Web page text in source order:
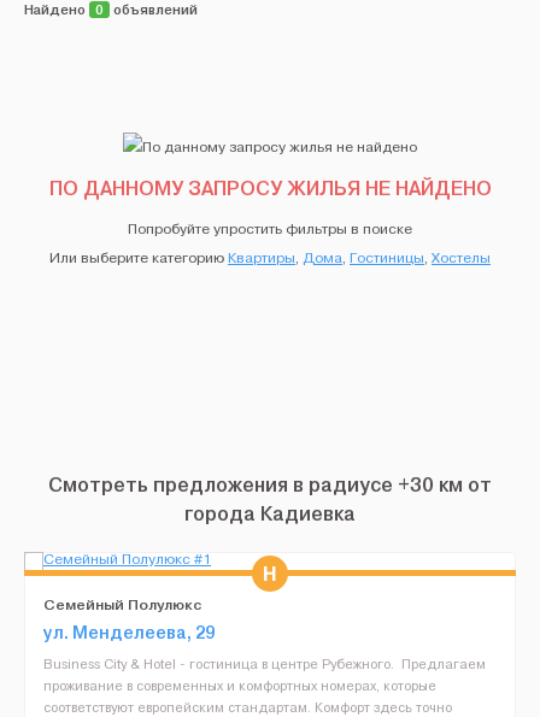
Найдено 0 объявлений
ПО ДАННОМУ ЗАПРОСУ ЖИЛЬЯ НЕ НАЙДЕНО
Попробуйте упростить фильтры в поиске
Или выберите категориюКвартиры, Дома, Гостиницы, Хостелы
Смотреть предложения в радиусе +30 км от
города Кадиевка
Семейный Полулюкс
ул. Менделеева, 29
Business City & Hotel - гостиница в центре Рубежного. Предлагаем
проживание в современных и комфортных номерах, которые
соответствуют европейским стандартам. Комфорт здесь точно